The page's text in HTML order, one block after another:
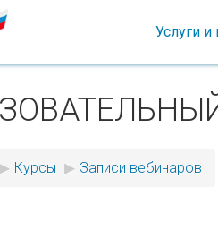
Услуги
▶︎ Курсы ▶︎ Записи вебинаров